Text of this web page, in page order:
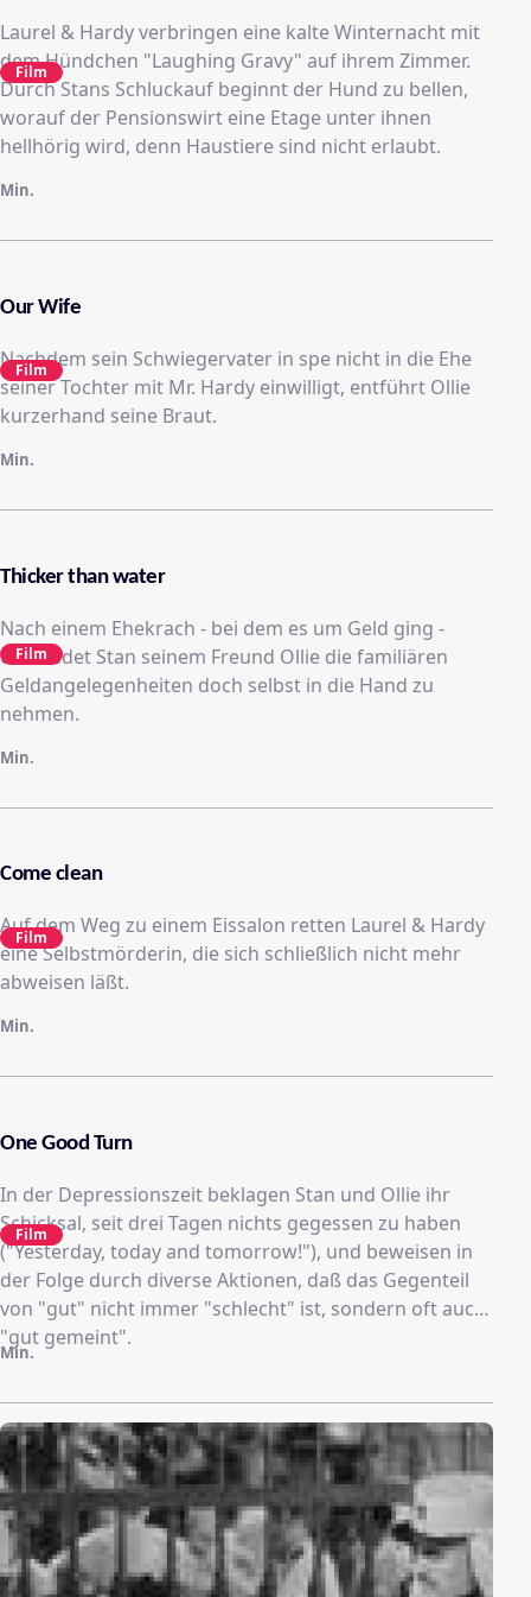
Laurel & Hardy verbringen eine kalte Winternacht mit
dem Hündchen "Laughing Gravy" auf ihrem Zimmer.
Durch Stans Schluckauf beginnt der Hund zu bellen,
worauf der Pensionswirt eine Etage unter ihnen
hellhörig wird, denn Haustiere sind nicht erlaubt.
Min.
Film
Our Wife
Nachdem sein Schwiegervater in spe nicht in die Ehe
seiner Tochter mit Mr. Hardy einwilligt, entführt Ollie
kurzerhand seine Braut.
Min.
Film
Thicker than water
Nach einem Ehekrach - bei dem es um Geld ging -
überredet Stan seinem Freund Ollie die familiären
Geldangelegenheiten doch selbst in die Hand zu
nehmen.
Min.
Film
Come clean
Auf dem Weg zu einem Eissalon retten Laurel & Hardy
eine Selbstmörderin, die sich schließlich nicht mehr
abweisen läßt.
Min.
Film
One Good Turn
In der Depressionszeit beklagen Stan und Ollie ihr
Schicksal, seit drei Tagen nichts gegessen zu haben
("Yesterday, today and tomorrow!"), und beweisen in
der Folge durch diverse Aktionen, daß das Gegenteil
von "gut" nicht immer "schlecht" ist, sondern oft auch
"gut gemeint".
Min.
Film